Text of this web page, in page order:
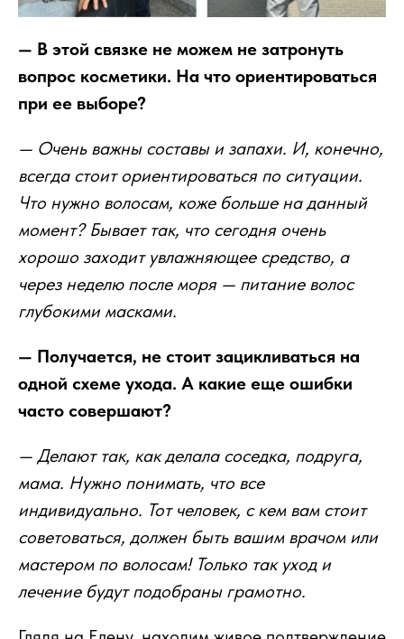
— В этой связке не можем не затронуть
вопрос косметики. На что ориентироваться
при ее выборе?
— Очень важны составы и запахи. И, конечно,
всегда стоит ориентироваться по ситуации.
Что нужно волосам, коже больше на данный
момент? Бывает так, что сегодня очень
хорошо заходит увлажняющее средство, а
через неделю после моря — питание волос
глубокими масками.
— Получается, не стоит зацикливаться на
одной схеме ухода. А какие еще ошибки
часто совершают?
— Делают так, как делала соседка, подруга,
мама. Нужно понимать, что все
индивидуально. Тот человек, с кем вам стоит
советоваться, должен быть вашим врачом или
мастером по волосам! Только так уход и
лечение будут подобраны грамотно.